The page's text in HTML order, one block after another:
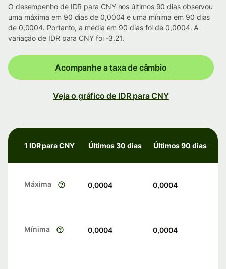
O desempenho de IDR para CNY nos últimos 90 dias observou
uma máxima em 90 dias de 0,0004 e uma mínima em 90 dias
de 0,0004. Portanto, a média em 90 dias foi de 0,0004. A
variação de IDR para CNY foi -3.21.
Acompanhe a taxa de câmbio
Veja o gráfico de IDR para CNY
1 IDR para CNY Últimos 30 dias Últimos 90 dias
Máxima 0,0004 0,0004
Mínima 0,0004 0,0004